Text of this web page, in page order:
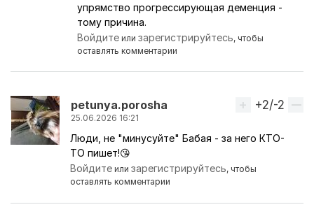
упрямство прогрессирующая деменция -
тому причина.
Войдите илизарегистрируйтесь, чтобы
оставлять комментарии
petunya.porosha
25.06.2026 16:21
Вверх
+2/-2
Люди, не "минусуйте" Бабая - за него КТО-
ТО пишет!😘
Войдите илизарегистрируйтесь, чтобы
оставлять комментарии